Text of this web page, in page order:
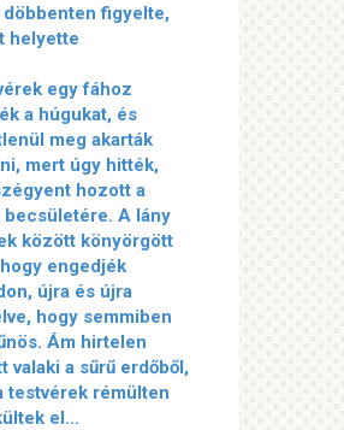
döbbenten figyelte,
helyette
egy fához
a húgukat, és
meg akarták
mert úgy hitték,
hozott a
becsületére. A lány
között könyörgött
engedjék
újra és újra
hogy semmiben
Ám hirtelen
valaki a sűrű erdőből,
testvérek rémülten
el…